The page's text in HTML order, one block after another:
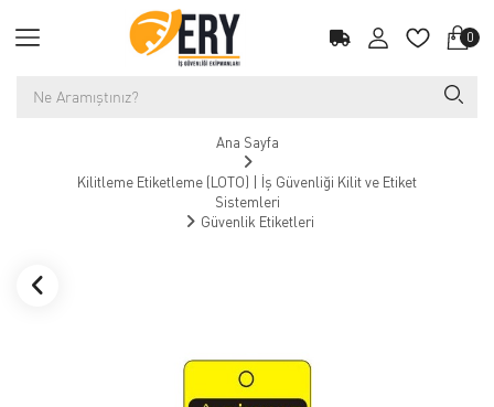
0
Ana Sayfa
Kilitleme Etiketleme (LOTO) | İş Güvenliği Kilit ve Etiket
Sistemleri
Güvenlik Etiketleri